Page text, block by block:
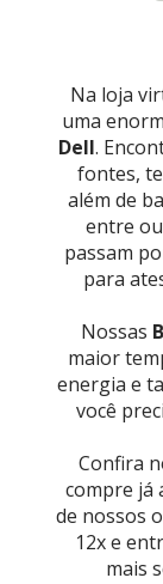
Na loja
uma
Dell.
fontes,
além de
entre
passam
para
Nossas
maior
energia e
você
Confira
compre já
de nossos
12x e
mais